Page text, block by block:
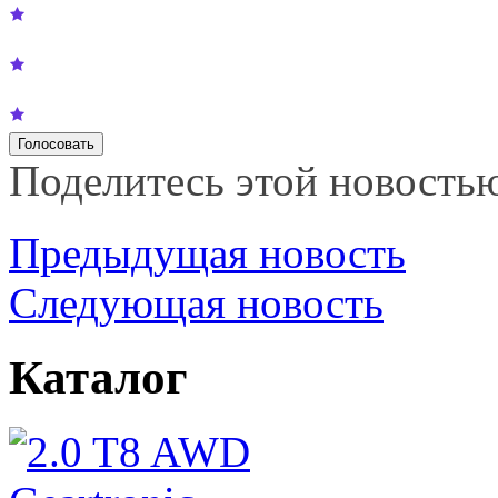
Поделитесь этой
Предыдущая новость
Следующая новость
Каталог